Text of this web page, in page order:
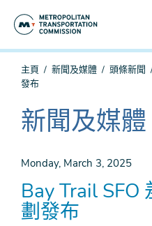
你
在
裡
主頁 新聞及媒體 頭條新聞
發布
The
current
is
新聞及媒體
Monday, March 3, 2025
Bay Trail SFO
劃發布